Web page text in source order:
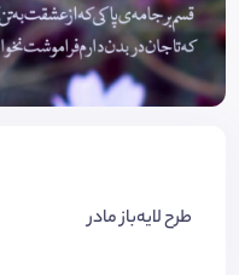
طرح لایه‌باز مادر